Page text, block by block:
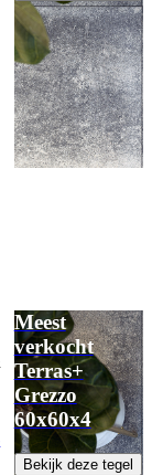
Meest
verkocht
Terras+
Grezzo
60x60x4
Bekijk deze tegel